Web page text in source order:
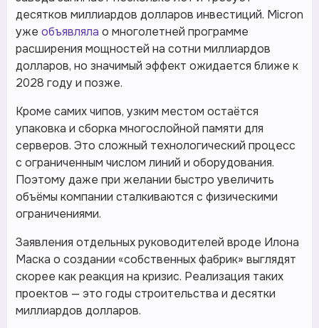
десятков миллиардов долларов инвестиций. Micron
уже объявляла о многолетней программе
расширения мощностей на сотни миллиардов
долларов, но значимый эффект ожидается ближе к
2028 году и позже.
Кроме самих чипов, узким местом остаётся
упаковка и сборка многослойной памяти для
серверов. Это сложный технологический процесс
с ограниченным числом линий и оборудования.
Поэтому даже при желании быстро увеличить
объёмы компании сталкиваются с физическими
ограничениями.
Заявления отдельных руководителей вроде Илона
Маска о создании «собственных фабрик» выглядят
скорее как реакция на кризис. Реализация таких
проектов — это годы строительства и десятки
миллиардов долларов.